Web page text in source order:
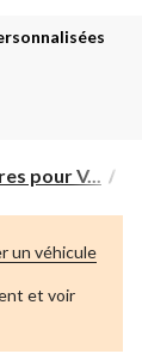
pour V...
et voir
un véhicule